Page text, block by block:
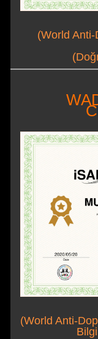
(World
(World Anti-